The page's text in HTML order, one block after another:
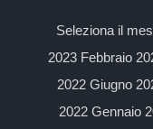
Seleziona il
2023 Febbraio
2022 Giugno
2022 Gennaio